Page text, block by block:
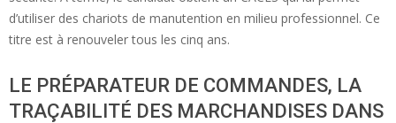
d’utiliser des chariots de manutention en milieu professionnel. Ce
titre est à renouveler tous les cinq ans.
LE PRÉPARATEUR DE COMMANDES, LA
TRAÇABILITÉ DES MARCHANDISES DANS